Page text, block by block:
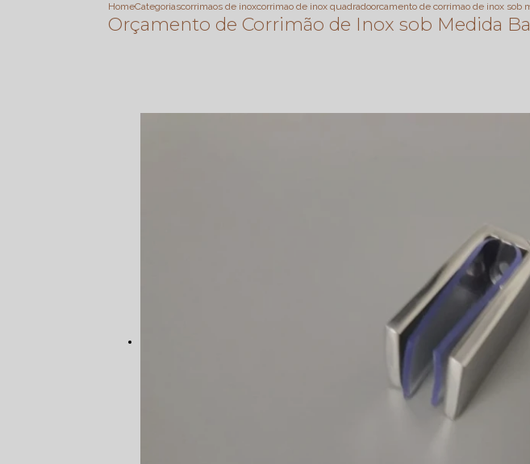
HomeCategoriascorrimaos de inoxcorrimao de inox quadradoorcamento de corrimao de inox sob
Orçamento de Corrimão de Inox sob Medida